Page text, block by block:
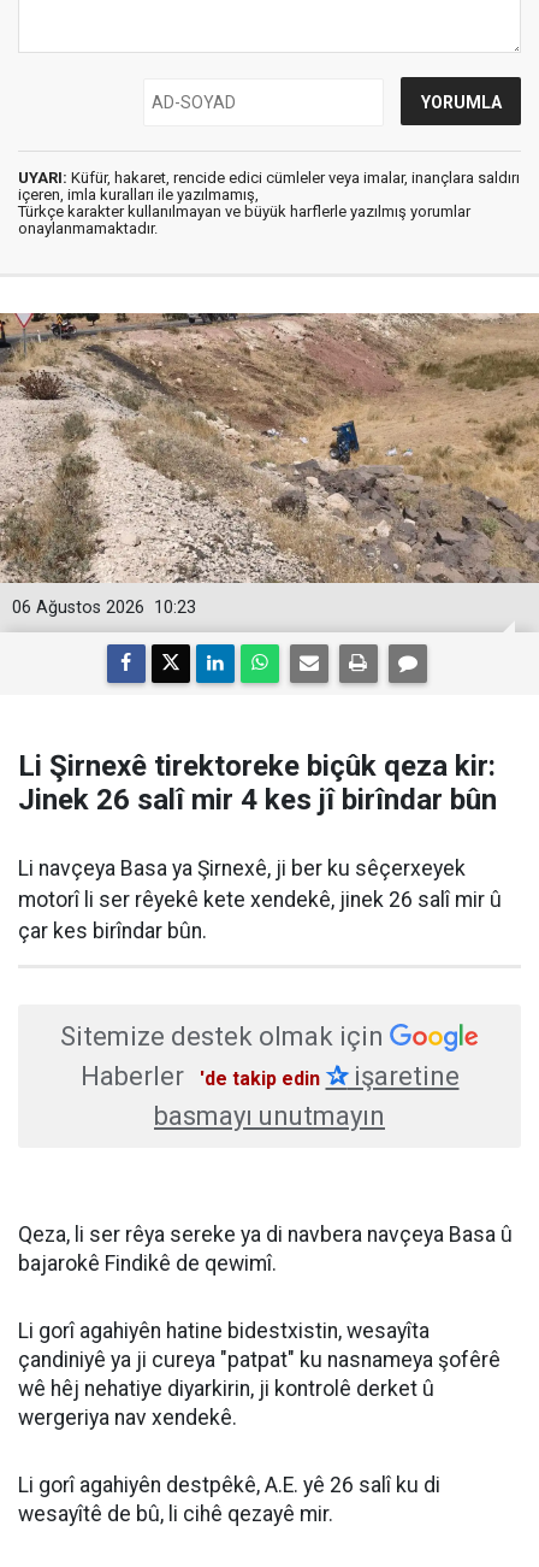
UYARI: Küfür, hakaret, rencide edici cümleler veya imalar, inançlara saldırı
içeren, imla kuralları ile yazılmamış,
Türkçe karakter kullanılmayan ve büyük harflerle yazılmış yorumlar
onaylanmamaktadır.
10:23
06 Ağustos 2026
Li Şirnexê tirektoreke biçûk qeza kir:
Jinek 26 salî mir 4 kes jî birîndar bûn
Li navçeya Basa ya Şirnexê, ji ber ku sêçerxeyek
motorî li ser rêyekê kete xendekê, jinek 26 salî mir û
çar kes birîndar bûn.
Sitemize destek olmak için
Haberler
'de takip edin ✰işaretine
basmayı unutmayın
Qeza, li ser rêya sereke ya di navbera navçeya Basa û
bajarokê Findikê de qewimî.
Li gorî agahiyên hatine bidestxistin, wesayîta
çandiniyê ya ji cureya "patpat" ku nasnameya şofêrê
wê hêj nehatiye diyarkirin, ji kontrolê derket û
wergeriya nav xendekê.
Li gorî agahiyên destpêkê, A.E. yê 26 salî ku di
wesayîtê de bû, li cihê qezayê mir.